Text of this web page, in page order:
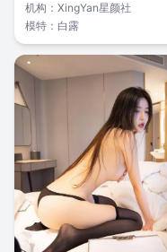
机构： XingYan星颜社
模特： 白露